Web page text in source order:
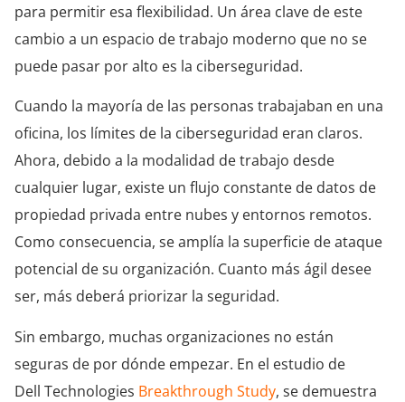
para permitir esa flexibilidad. Un área clave de este
cambio a un espacio de trabajo moderno que no se
puede pasar por alto es la ciberseguridad.
Cuando la mayoría de las personas trabajaban en una
oficina, los límites de la ciberseguridad eran claros.
Ahora, debido a la modalidad de trabajo desde
cualquier lugar, existe un flujo constante de datos de
propiedad privada entre nubes y entornos remotos.
Como consecuencia, se amplía la superficie de ataque
potencial de su organización. Cuanto más ágil desee
ser, más deberá priorizar la seguridad.
Sin embargo, muchas organizaciones no están
seguras de por dónde empezar. En el estudio de
Dell Technologies Breakthrough Study, se demuestra